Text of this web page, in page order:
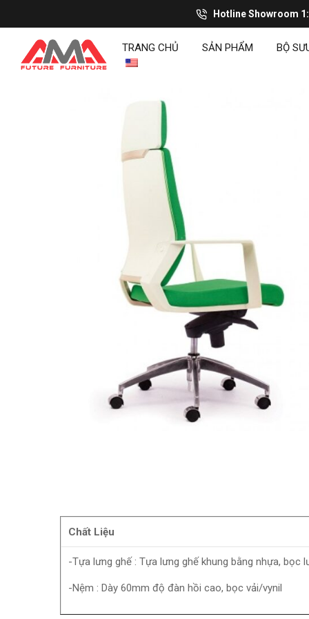
Hotline Showroom 1
TRANG CHỦ SẢN PHẨM BỘ
Chất Liệu
-Tựa lưng ghế : Tựa lưng ghế khung bằng nhựa, bọc
-Nệm : Dày 60mm độ đàn hồi cao, bọc vải/vynil